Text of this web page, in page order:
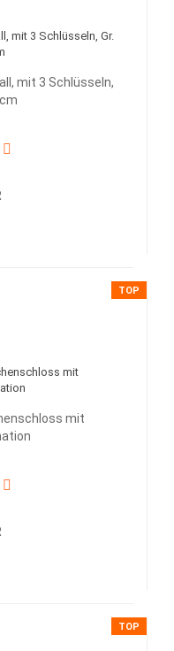
mit 3 Schlüsseln,
TOP
mit
TOP